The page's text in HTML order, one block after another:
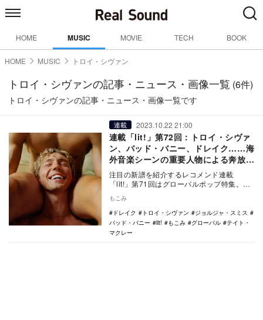
HOME MUSIC MOVIE TECH BOOK
HOME MUSIC トロイ・シヴァン
トロイ・シヴァンの記事・ニュース・画像一覧 (6件)
トロイ・シヴァンの記事・ニュース・画像一覧です
連載 2023.10.22 21:00
連載「lit!」第72回：トロイ・シヴァ
ン、バッド・バニー、ドレイク……海
外音楽シーンの重要人物による奔放自
在な新作たち
注目の新譜を紹介するレコメンド連載
「lit!」第71回はグローバルポップ特集。ト
ク、テイト…
もこみ
ドレイク
トロイ・シヴァン
ジョルジャ・スミス
バッド・バニー
lit! もこみ グローバル
テイト・
マクレー